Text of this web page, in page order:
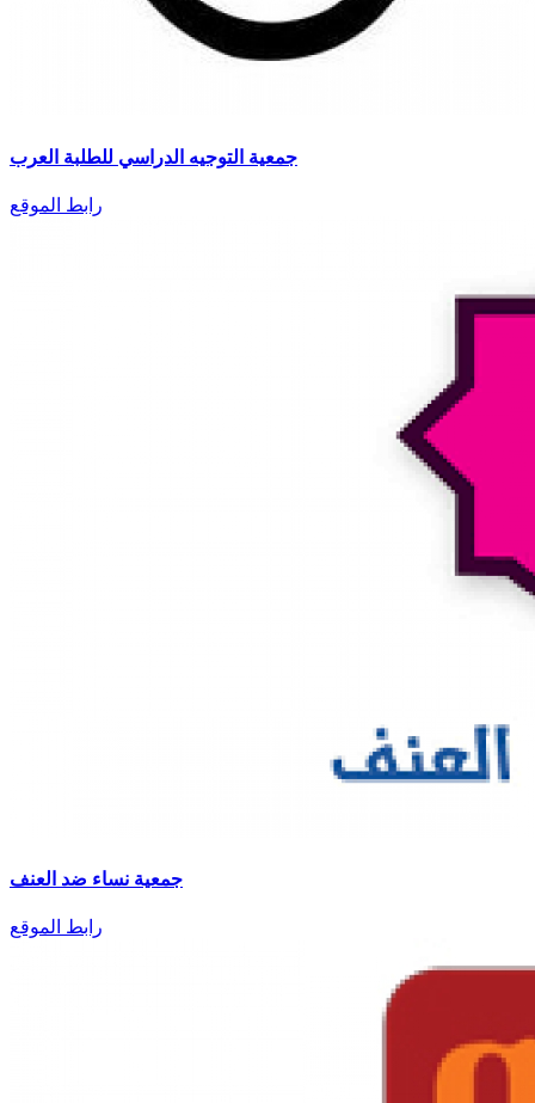
جمعية التوجيه الدراسي للطلبة العرب
رابط الموقع
جمعية نساء ضد العنف
رابط الموقع